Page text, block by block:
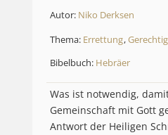
Autor: Niko Derksen
Thema: Errettung,
Bibelbuch: Hebräer
Was ist notwendig,
Gemeinschaft mit Gott
Antwort der Heiligen